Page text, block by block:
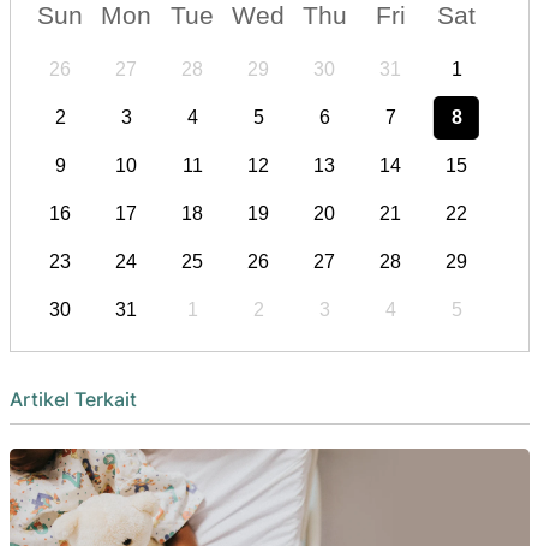
Sun Mon Tue Wed Thu Fri Sat
26 27 28 29 30 31 1
2 3 4 5 6 7 8
9 10 11 12 13 14 15
16 17 18 19 20 21 22
23 24 25 26 27 28 29
30 31 1 2 3 4 5
Artikel Terkait